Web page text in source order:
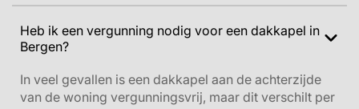
Heb ik een vergunning nodig voor een dakkapel in
Bergen?
In veel gevallen is een dakkapel aan de achterzijde
van de woning vergunningsvrij, maar dit verschilt per